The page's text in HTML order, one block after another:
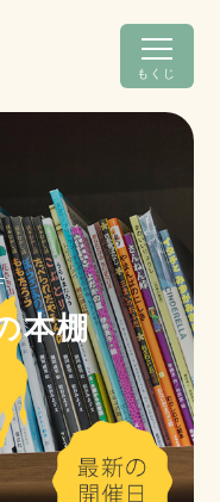
もくじ
本棚